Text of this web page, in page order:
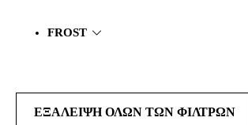
FROST
ΕΞΆΛΕΙΨΗ ΌΛΩΝ ΤΩΝ ΦΊΛΤΡΩΝ